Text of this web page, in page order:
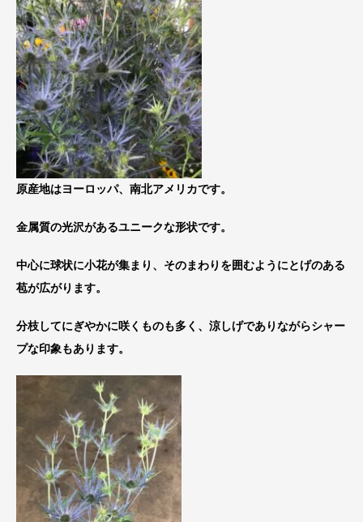
原産地はヨーロッパ、南北アメリカです。
金属質の光沢があるユニークな形状です。
中心に球状に小花が集まり、そのまわりを囲むようにとげのある
苞が広がります。
分枝してにぎやかに咲くものも多く、涼しげでありながらシャー
プな印象もあります。